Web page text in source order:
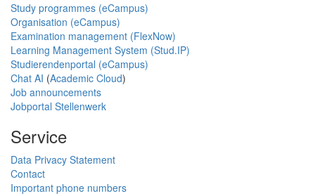
Study programmes (eCampus)
Organisation (eCampus)
Examination management (FlexNow)
Learning Management System (Stud.IP)
Studierendenportal (eCampus)
Chat AI (Academic Cloud)
Job announcements
Jobportal Stellenwerk
Service
Data Privacy Statement
Contact
Important phone numbers